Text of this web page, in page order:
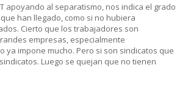
apoyando al separatismo, nos indica el grado
han llegado, como si no hubiera
Cierto que los trabajadores son
empresas, especialmente
ya impone mucho. Pero si son sindicatos que
Luego se quejan que no tienen